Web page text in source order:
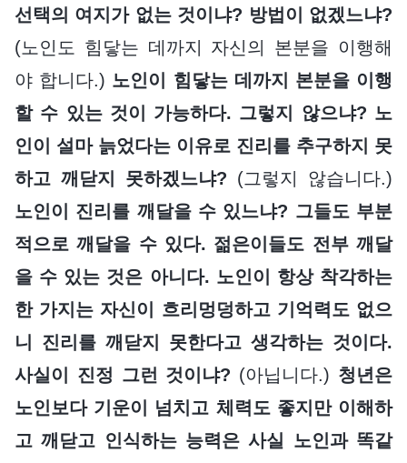
선택의 여지가 없는 것이냐? 방법이 없겠느냐?
(노인도 힘닿는 데까지 자신의 본분을 이행해
야 합니다.) 노인이 힘닿는 데까지 본분을 이행
할 수 있는 것이 가능하다. 그렇지 않으냐? 노
인이 설마 늙었다는 이유로 진리를 추구하지 못
하고 깨닫지 못하겠느냐? (그렇지 않습니다.)
노인이 진리를 깨달을 수 있느냐? 그들도 부분
적으로 깨달을 수 있다. 젊은이들도 전부 깨달
을 수 있는 것은 아니다. 노인이 항상 착각하는
한 가지는 자신이 흐리멍덩하고 기억력도 없으
니 진리를 깨닫지 못한다고 생각하는 것이다.
사실이 진정 그런 것이냐? (아닙니다.) 청년은
노인보다 기운이 넘치고 체력도 좋지만 이해하
고 깨닫고 인식하는 능력은 사실 노인과 똑같